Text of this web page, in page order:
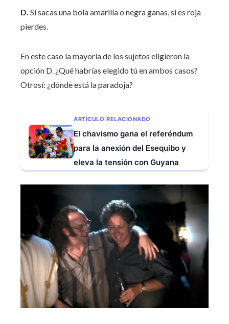
D. Si sacas una bola amarilla o negra ganas, si es roja
pierdes.
En este caso la mayoría de los sujetos eligieron la
opción D. ¿Qué habrías elegido tú en ambos casos?
Otrosí: ¿dónde está la paradoja?
ARTÍCULO RELACIONADO
El chavismo gana el referéndum
para la anexión del Esequibo y
eleva la tensión con Guyana